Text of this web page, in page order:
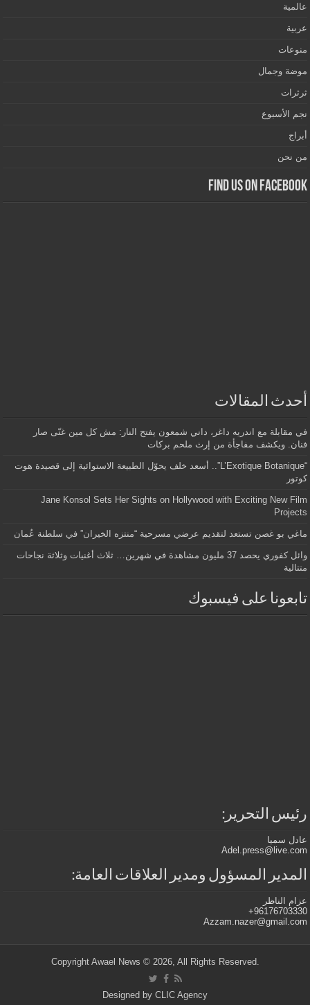
عالمية
عربية
منوعات
موضة وجمال
ثرثرات
نجم الأسبوع
أبراج
من نحن
Find us on Facebook
أحدث المقالات
في مقابلة مع اندريه داغر، داني شمعون يفتح النار: مش كل مين غنّى صار
فنان. ويكشف مفاجأة من إرث ملحم بركات
“L’Exotique Botanique”.. أسعد خلف يحوّل الطبيعة الاستوائية إلى قصيدة هوت
كوتور
Jane Konsol Sets Her Sights on Hollywood with Exciting New Film
Projects
ماغي بو غصن تستعد لتقديم عرضي مسرحية “منتزه الخيران” في سلطنة عُمان
وائل كفوري يحصد 37 مليون مشاهدة في شهرين… ثلاث أغنيات وثلاثة نجاحات
متتالية
تابعونا على فيسبوك
رئيس التحرير:
عادل سميا
Adel.press@live.com
المدير المسؤول ومدير العلاقات العامة:
عزام الناظر
96176703330+
Azzam.nazer@gmail.com
Designed by CLIC Agency